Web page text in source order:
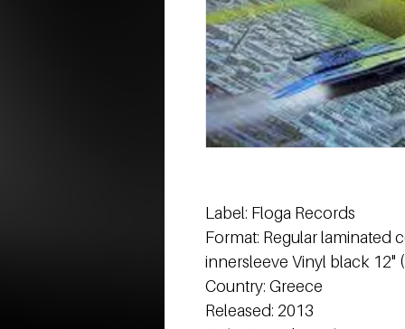
Label: Floga Records
Format: Regular laminated
innersleeve Vinyl black 12"
Country: Greece
Released: 2013